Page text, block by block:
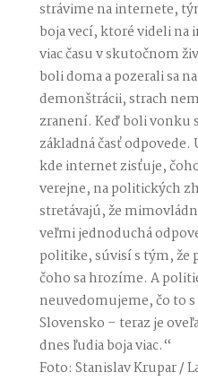
strávime na internete,
boja vecí, ktoré videli na
viac času v skutočnom
boli doma a pozerali sa
demonštrácii, strach
zranení. Keď boli vonku
základná časť
kde internet zisťuje,
verejne, na politických
stretávajú, že
veľmi jednoduchá
politike, súvisí s tým, že
čoho sa hrozíme. A
neuvedomujeme, čo to
Slovensko – teraz je
dnes ľudia boja viac.“
Foto: Stanislav Krupar /